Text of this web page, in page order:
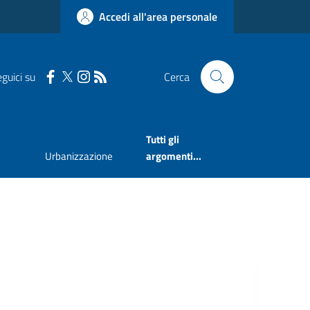
Accedi all'area personale
su Cerca
Urbanizzazione
Tutti gli
argomenti...